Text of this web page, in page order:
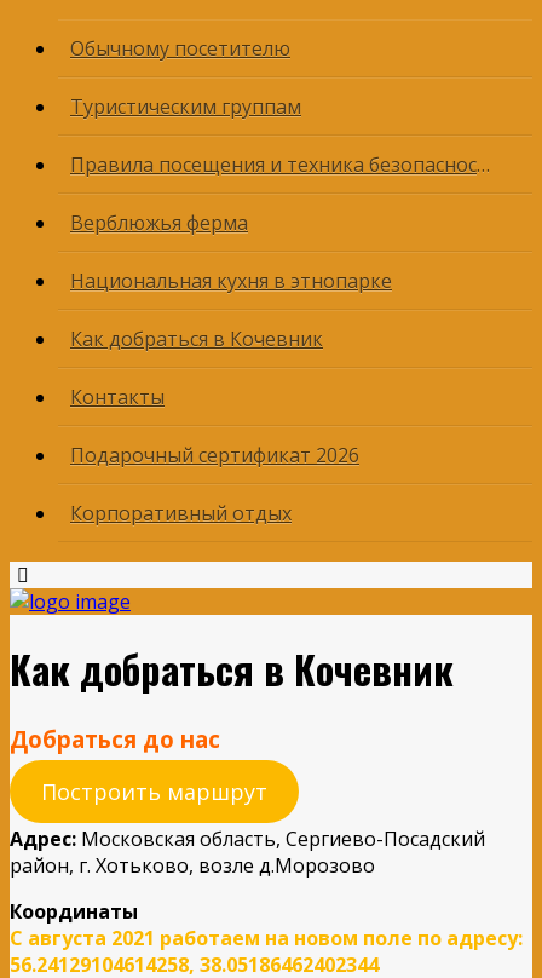
Обычному посетителю
Туристическим группам
Правила посещения и техника безопасности
Верблюжья ферма
Национальная кухня в этнопарке
Как добраться в Кочевник
Контакты
Подарочный сертификат 2026
Корпоративный отдых
Как добраться в Кочевник
Добраться до нас
Построить маршрут
Адрес: Московская область, Сергиево-Посадский
район, г. Хотьково, возле д.Морозово
Координаты
C августа 2021 работаем на новом поле по адресу:
56.24129104614258, 38.05186462402344